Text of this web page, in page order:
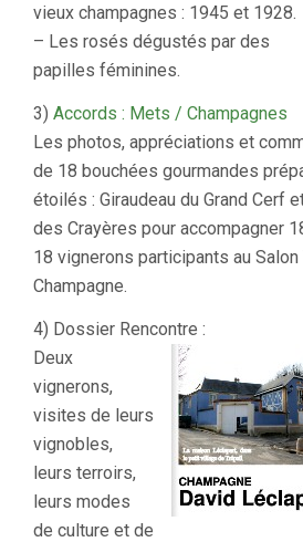
vieux champagnes : 1945 et 1928.
– Les rosés dégustés par des
papilles féminines.
3) Accords : Mets / Champagnes
Les photos, appréciations et
de 18 bouchées gourmandes
étoilés : Giraudeau du Grand Cerf
des Crayères pour accompagner
18 vignerons participants au
Champagne.
4) Dossier Rencontre :
Deux
vignerons,
visites de leurs
vignobles,
leurs terroirs,
leurs modes
de culture et de